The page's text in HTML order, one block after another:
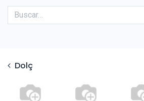
Dolç